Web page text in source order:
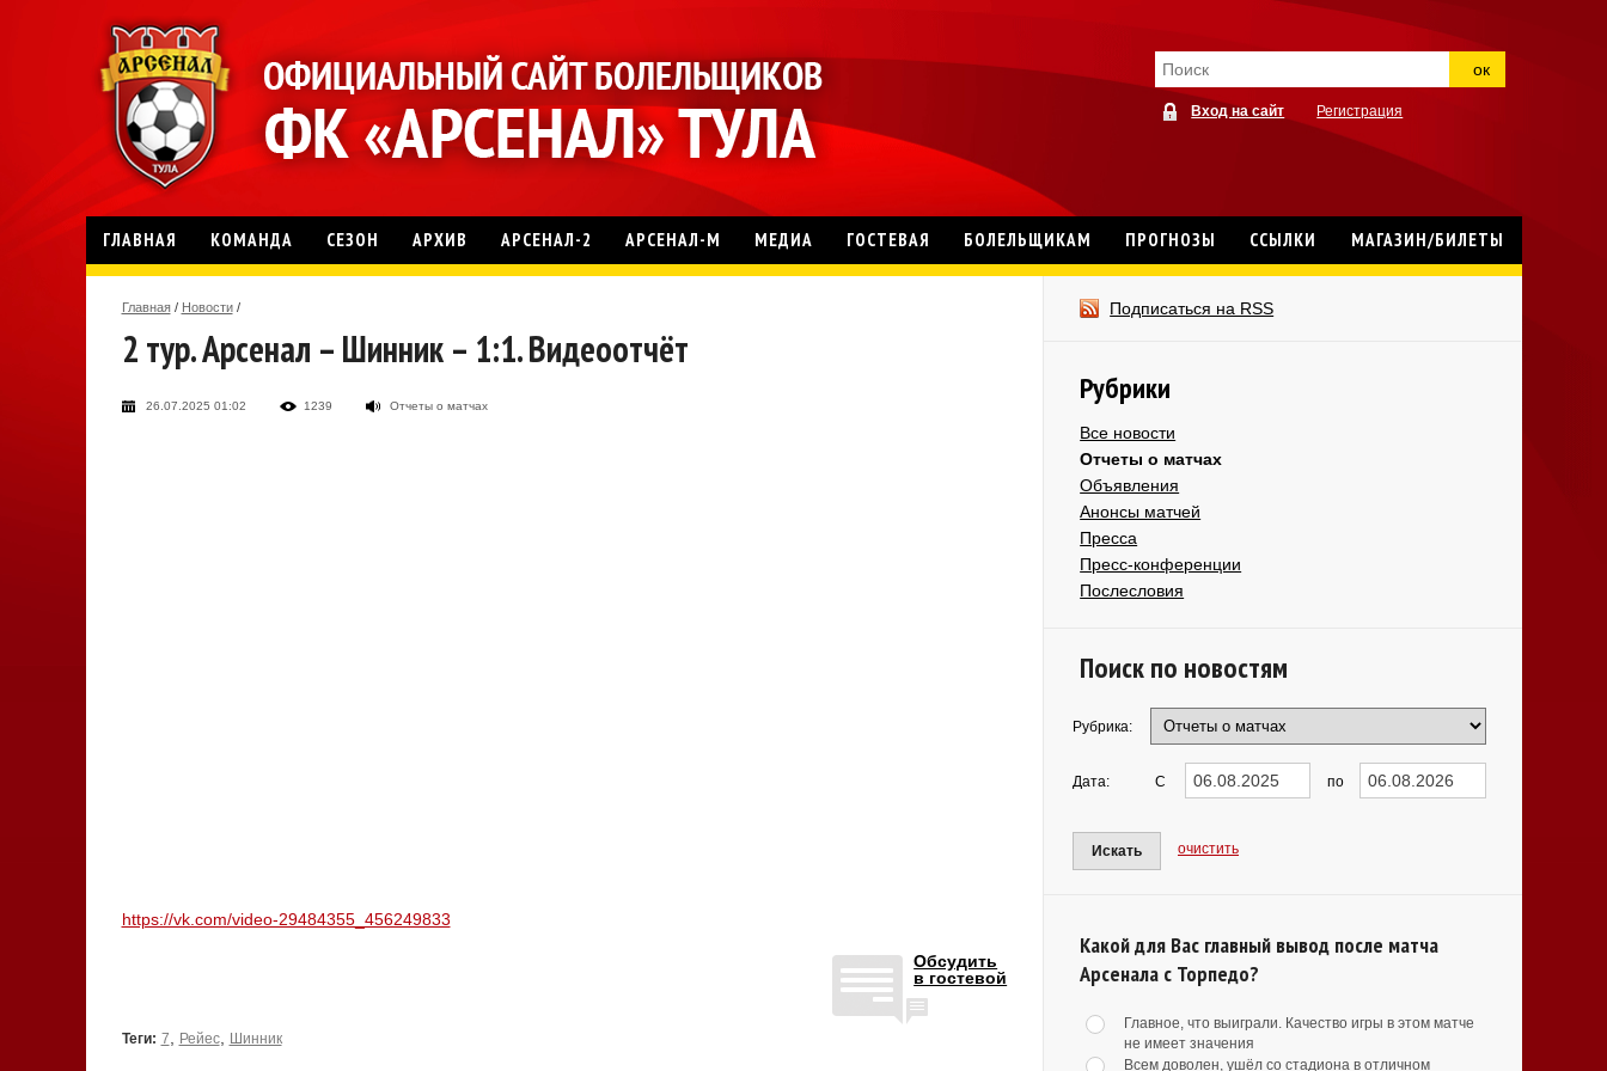
ок
Вход на сайт Регистрация
ГЛАВНАЯ КОМАНДА СЕЗОН АРХИВ АРСЕНАЛ-2 АРСЕНАЛ-М МЕДИА ГОСТЕВАЯ БОЛЕЛЬЩИКАМ ПРОГНОЗЫ ССЫЛКИ МАГАЗИН/БИЛЕТЫ
Главная / Новости /
2 тур. Арсенал – Шинник – 1:1. Видеоотчёт
26.07.2025 01:02 1239 Отчеты о матчах
https://vk.com/video-29484355_456249833
Обсудить
в гостевой
Теги: 7, Рейес, Шинник
Подписаться на RSS
Рубрики
Все новости
Отчеты о матчах
Объявления
Анонсы матчей
Пресса
Пресс-конференции
Послесловия
Поиск по новостям
Рубрика:
Дата: С по
Искать очистить
Какой для Вас главный вывод после матча
Арсенала с Торпедо?
Главное, что выиграли. Качество игры в этом матче
не имеет значения
Всем доволен, ушёл со стадиона в отличном